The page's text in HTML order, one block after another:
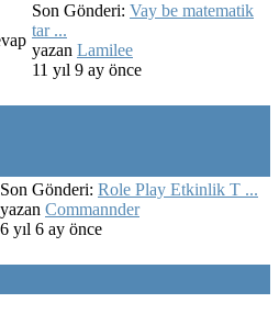
Son Gönderi: Vay be matematik
tar ...
yazan Lamilee
11 yıl 9 ay önce
Son Gönderi: Role Play Etkinlik T ...
yazan Commannder
6 yıl 6 ay önce